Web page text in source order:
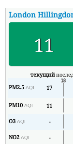
London
11
текущий
PM2.5AQI 17
PM10AQI 11
O3AQI -
NO2AQI -